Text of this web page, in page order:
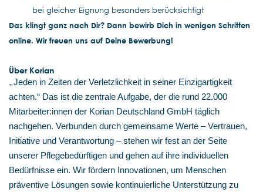
bei gleicher Eignung besonders berücksichtigt
Das klingt ganz nach Dir? Dann bewirb Dich in wenigen Schritten
online. Wir freuen uns auf Deine Bewerbung!
Über Korian
„Jeden in Zeiten der Verletzlichkeit in seiner Einzigartigkeit
achten.“ Das ist die zentrale Aufgabe, der die rund 22.000
Mitarbeiter:innen der Korian Deutschland GmbH täglich
nachgehen. Verbunden durch gemeinsame Werte – Vertrauen,
Initiative und Verantwortung – stehen wir fest an der Seite
unserer Pflegebedürftigen und gehen auf ihre individuellen
Bedürfnisse ein. Wir fördern Innovationen, um Menschen
präventive Lösungen sowie kontinuierliche Unterstützung zu